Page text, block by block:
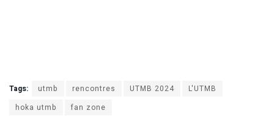
Tags: utmb rencontres UTMB 2024
L'UTMB
hoka utmb
fan zone